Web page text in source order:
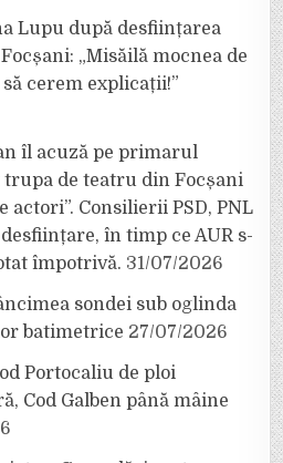
Lupu după desființarea
„Misăilă mocnea de
cerem explicații!”
îl acuză pe primarul
trupa de teatru din Focșani
actori”. Consilierii PSD, PNL
în timp ce AUR s-
împotrivă. 31/07/2026
sondei sub oglinda
batimetrice 27/07/2026
Portocaliu de ploi
Cod Galben până mâine